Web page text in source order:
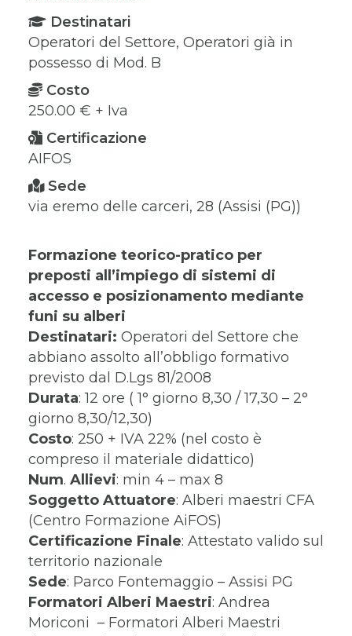
Formazione teorico-pratico per
preposti all’impiego di sistemi di
accesso e posizionamento mediante
funi su alberi
Destinatari: Operatori del Settore che
abbiano assolto all’obbligo formativo
previsto dal D.Lgs 81/2008
Durata: 12 ore ( 1° giorno 8,30 / 17,30 – 2°
giorno 8,30/12,30)
Costo: 250 + IVA 22% (nel costo è
compreso il materiale didattico)
Num. Allievi: min 4 – max 8
Soggetto Attuatore: Alberi maestri CFA
(Centro Formazione AiFOS)
Certificazione Finale: Attestato valido sul
territorio nazionale
Sede: Parco Fontemaggio – Assisi PG
Formatori Alberi Maestri: Andrea
Moriconi – Formatori Alberi Maestri
Destinatari
Operatori del Settore, Operatori già in
possesso di Mod. B
Costo
250.00 € + Iva
Certificazione
AIFOS
Sede
via eremo delle carceri, 28 (Assisi (PG))